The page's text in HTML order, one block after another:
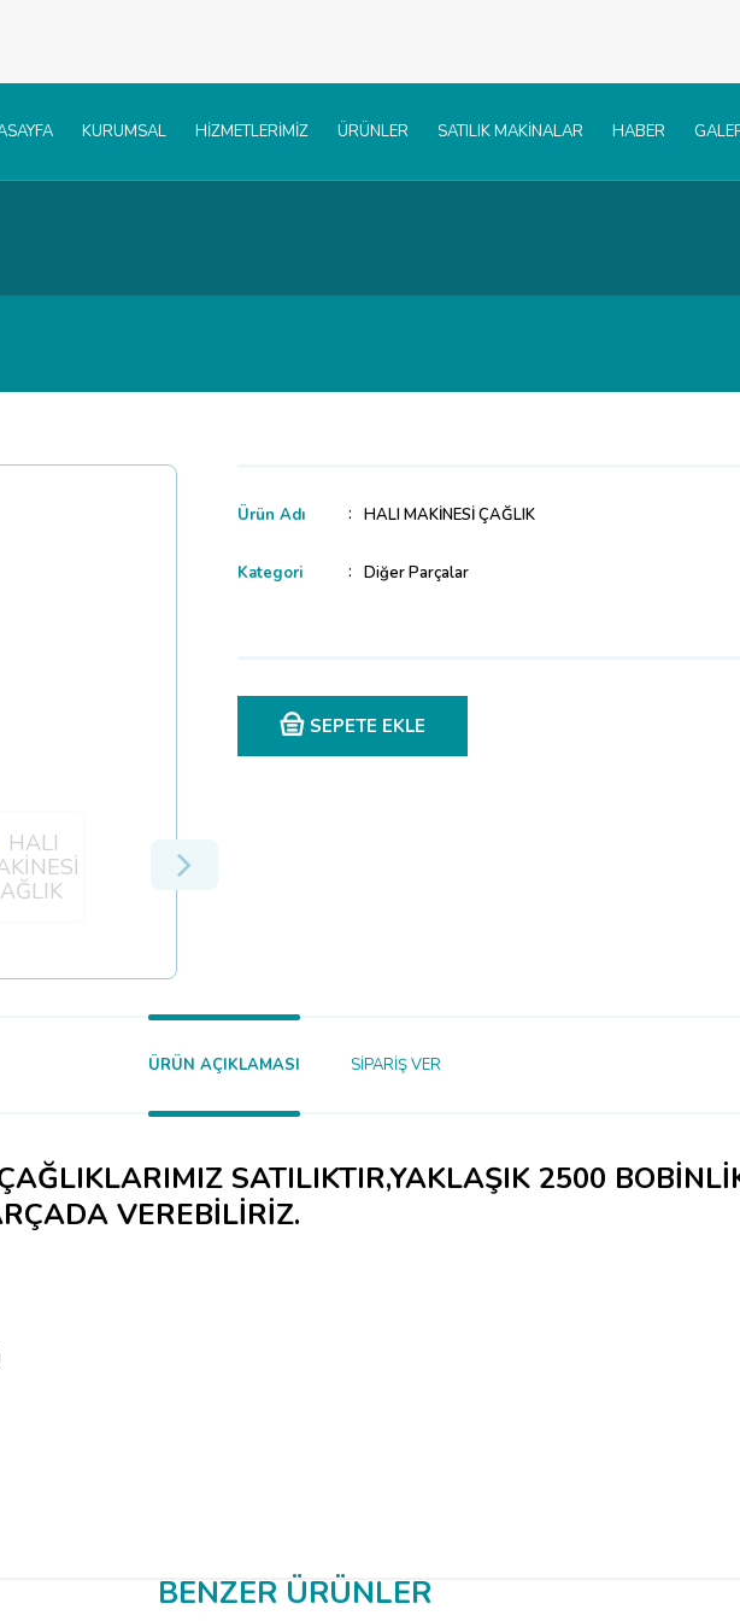
KURUMSAL HİZMETLERİMİZ ÜRÜNLER SATILIK MAKİNALAR HABER
Ürün Adı HALI MAKİNESİ ÇAĞLIK
Kategori Diğer Parçalar
SEPETE EKLE
ÜRÜN AÇIKLAMASI SİPARİŞ VER
SATILIKTIR,YAKLAŞIK 2500
VEREBİLİRİZ.
BENZER ÜRÜNLER